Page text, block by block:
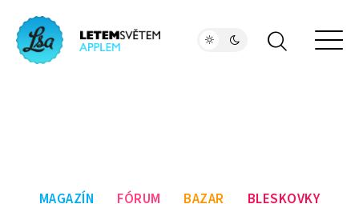
MAGAZÍN FÓRUM BAZAR BLESKOVKY